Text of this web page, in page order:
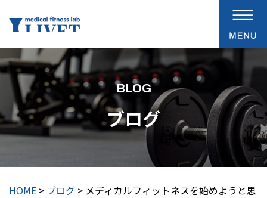
BLOG
ブログ
HOME > ブログ > メディカルフィットネスを始めようと思